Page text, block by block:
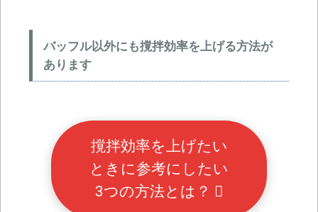
バッフル以外にも撹拌効率を上げる方法が
あります
撹拌効率を上げたい
ときに参考にしたい
3つの方法とは？